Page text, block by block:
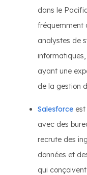
dans le
fréquemment
analystes de
ayant une
de la gestion
Salesforce
avec des
recrute des
données et
qui